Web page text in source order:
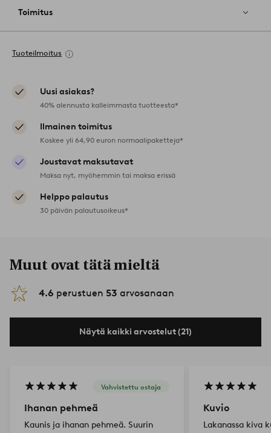
Toimitus
Tuoteilmoitus
Uusi asiakas?
40% alennusta kalleimmasta tuotteesta*
Ilmainen toimitus
Koskee yli 64,90 euron normaalipaketteja*
Joustavat maksutavat
Maksa nyt, myöhemmin tai maksa erissä
Helppo palautus
30 päivän palautusoikeus*
Muut ovat tätä mieltä
4.6 perustuen 53 arvosanaan
Näytä kaikki arvostelut (21)
Vahvistettu ostaja
Ihanan pehmeä
Kaunis ja ihanan pehmeä. Suurin
Kuvio
Lakanassa kiva